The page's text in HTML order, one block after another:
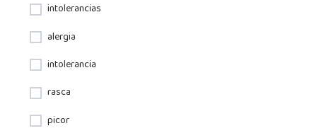
intolerancias
alergia
intolerancia
rasca
picor